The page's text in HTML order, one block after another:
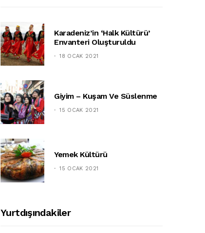
Karadeniz’in ‘halk Kültürü’
Envanteri Oluşturuldu
18 OCAK 2021
Giyim – Kuşam Ve Süslenme
15 OCAK 2021
Yemek Kültürü
15 OCAK 2021
Yurtdışındakiler